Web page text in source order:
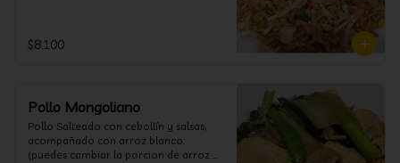
$8.100
Pollo Mongoliano
Pollo Salteado con cebollín y salsas,
acompañado con arroz blanco.
(puedes cambiar la porcion de arroz